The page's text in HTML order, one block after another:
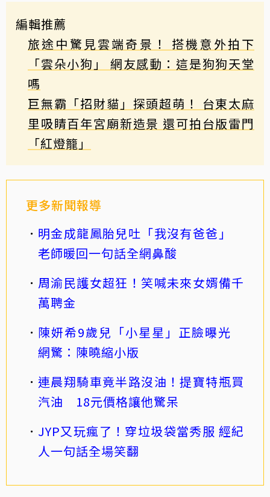
編輯推薦
旅途中驚見雲端奇景！ 搭機意外拍下
「雲朵小狗」 網友感動：這是狗狗天堂
嗎
巨無霸「招財貓」探頭超萌！ 台東太麻
里吸睛百年宮廟新造景 還可拍台版雷門
「紅燈籠」
更多新聞報導
明金成龍鳳胎兒吐「我沒有爸爸」
老師暖回一句話全網鼻酸
周渝民護女超狂！笑喊未來女婿備千
萬聘金
陳妍希9歲兒「小星星」正臉曝光
網驚：陳曉縮小版
連晨翔騎車竟半路沒油！提寶特瓶買
汽油 18元價格讓他驚呆
JYP又玩瘋了！穿垃圾袋當秀服 經紀
人一句話全場笑翻